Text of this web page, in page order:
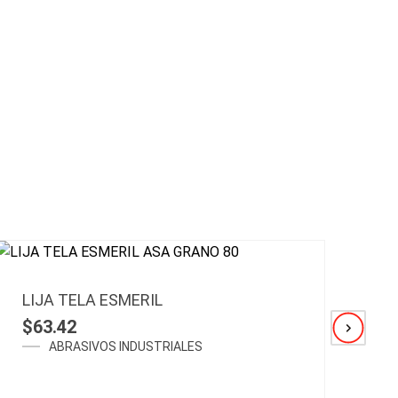
ABRASIVOS INDUSTRIALES
LIJA TELA ESMERIL
$63.42